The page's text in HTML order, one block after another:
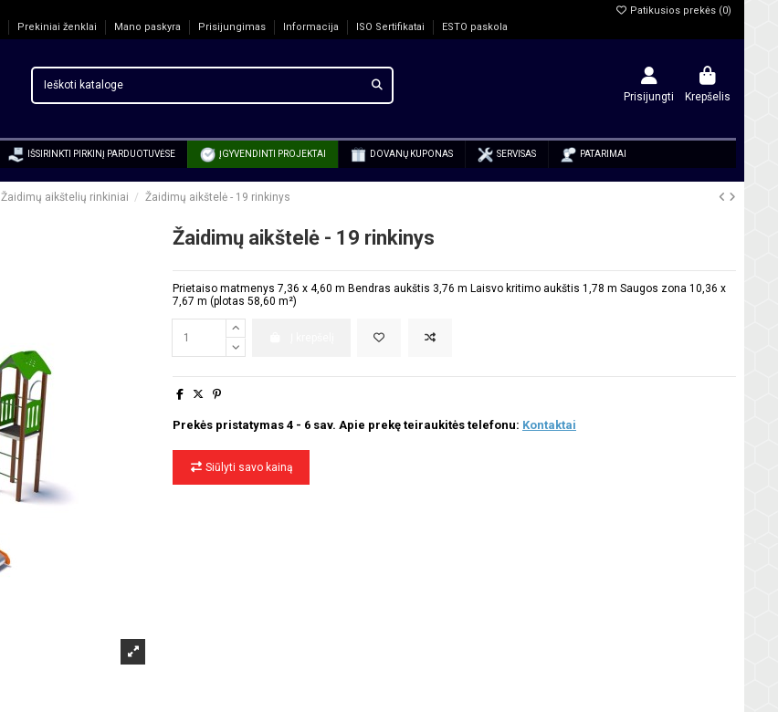
Prekiniai ženklai Mano paskyra Prisijungimas Informacija ISO Sertifikatai ESTO paskola
Patikusios prekės (0)
Prisijungti Krepšelis
IŠSIRINKTI PIRKINĮ PARDUOTUVĖSE ĮGYVENDINTI PROJEKTAI DOVANŲ KUPONAS SERVISAS PATARIMAI
Žaidimų aikštelių rinkiniai Žaidimų aikštelė - 19 rinkinys
Žaidimų aikštelė - 19 rinkinys
Prietaiso matmenys 7,36 x 4,60 m Bendras aukštis 3,76 m Laisvo kritimo aukštis 1,78 m Saugos zona 10,36 x
7,67 m (plotas 58,60 m²)
Prekės pristatymas 4 - 6 sav. Apie prekę teiraukitės telefonu: Kontaktai
Siūlyti savo kainą